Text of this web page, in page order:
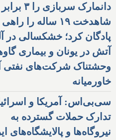
دانمارک سربازی را ۳
شاهدخت ۱۹ ساله را راهی
پادگان کرد؛ خشکسالی در
آتش در یونان و بیماری
وحشتناک شرکت‌های نفتی
خاورمیانه
سی‌بی‌اس: آمریکا و
تدارک حملات گسترده به
نیروگاه‌ها و پالایشگاه‌های